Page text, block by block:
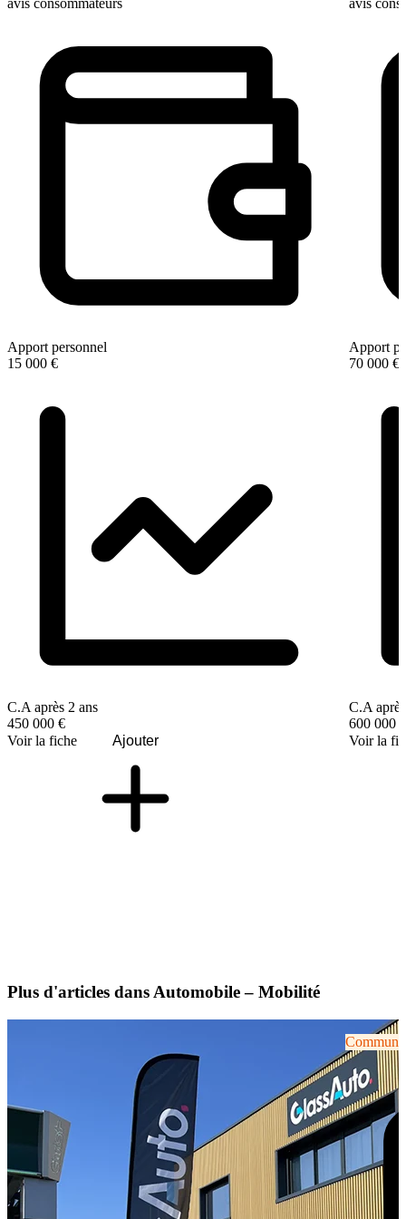
avis consommateurs
Apport personnel
15 000 €
C.A après 2 ans
450 000 €
Voir la fiche
Ajouter
avis
Apport
70 000 €
C.A
600 000 €
Voir la
Plus d'articles dans Automobile – Mobilité